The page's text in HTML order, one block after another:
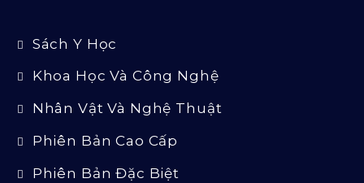
Sách Y Học
Khoa Học Và Công Nghệ
Nhân Vật Và Nghệ Thuật
Phiên Bản Cao Cấp
Phiên Bản Đặc Biệt